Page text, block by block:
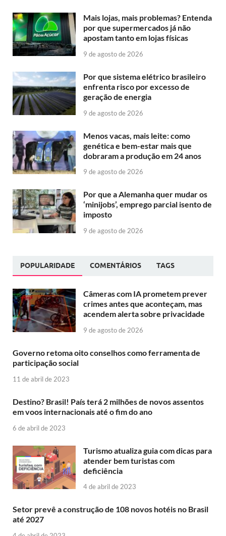
Mais lojas, mais problemas? Entenda
por que supermercados já não
apostam tanto em lojas físicas
9 de agosto de 2026
Por que sistema elétrico brasileiro
enfrenta risco por excesso de
geração de energia
9 de agosto de 2026
Menos vacas, mais leite: como
genética e bem-estar mais que
dobraram a produção em 24 anos
9 de agosto de 2026
Por que a Alemanha quer mudar os
‘minijobs’, emprego parcial isento de
imposto
9 de agosto de 2026
POPULARIDADE COMENTÁRIOS TAGS
Câmeras com IA prometem prever
crimes antes que aconteçam, mas
acendem alerta sobre privacidade
9 de agosto de 2026
Governo retoma oito conselhos como ferramenta de
participação social
11 de abril de 2023
Destino? Brasil! País terá 2 milhões de novos assentos
em voos internacionais até o fim do ano
6 de abril de 2023
Turismo atualiza guia com dicas para
atender bem turistas com
deficiência
4 de abril de 2023
Setor prevê a construção de 108 novos hotéis no Brasil
até 2027